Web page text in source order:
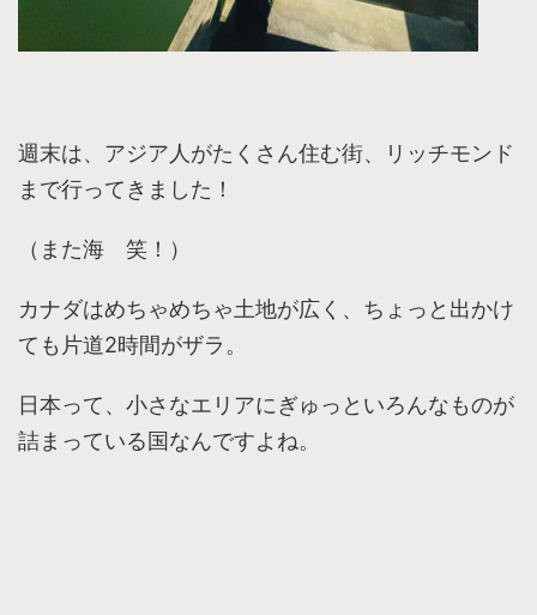
週末は、アジア人がたくさん住む街、リッチモンド
まで​行ってきました！
​（また海 笑！）
カナダはめちゃめちゃ土地が広く、 ちょっと出かけ
ても 片道2時間がザラ。
日本って、小さなエリアにぎゅっといろんなものが
詰まっている国なんですよね。